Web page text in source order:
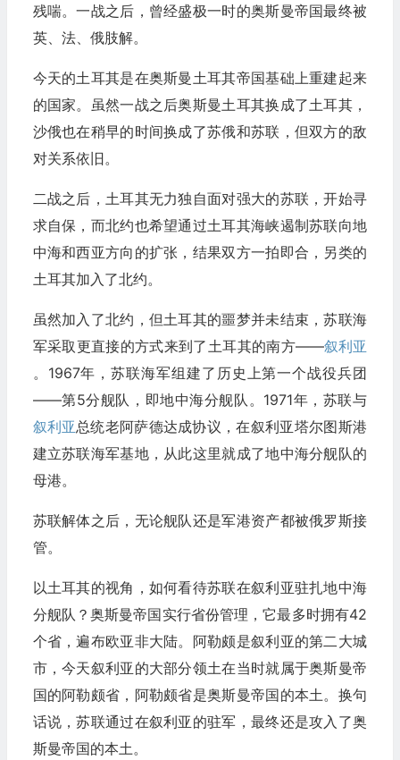
残喘。一战之后，曾经盛极一时的奥斯曼帝国最终被
英、法、俄肢解。
今天的土耳其是在奥斯曼土耳其帝国基础上重建起来
的国家。虽然一战之后奥斯曼土耳其换成了土耳其，
沙俄也在稍早的时间换成了苏俄和苏联，但双方的敌
对关系依旧。
二战之后，土耳其无力独自面对强大的苏联，开始寻
求自保，而北约也希望通过土耳其海峡遏制苏联向地
中海和西亚方向的扩张，结果双方一拍即合，另类的
土耳其加入了北约。
虽然加入了北约，但土耳其的噩梦并未结束，苏联海
军采取更直接的方式来到了土耳其的南方——叙利亚
。1967年，苏联海军组建了历史上第一个战役兵团
——第5分舰队，即地中海分舰队。1971年，苏联与
叙利亚总统老阿萨德达成协议，在叙利亚塔尔图斯港
建立苏联海军基地，从此这里就成了地中海分舰队的
母港。
苏联解体之后，无论舰队还是军港资产都被俄罗斯接
管。
以土耳其的视角，如何看待苏联在叙利亚驻扎地中海
分舰队？奥斯曼帝国实行省份管理，它最多时拥有42
个省，遍布欧亚非大陆。阿勒颇是叙利亚的第二大城
市，今天叙利亚的大部分领土在当时就属于奥斯曼帝
国的阿勒颇省，阿勒颇省是奥斯曼帝国的本土。换句
话说，苏联通过在叙利亚的驻军，最终还是攻入了奥
斯曼帝国的本土。